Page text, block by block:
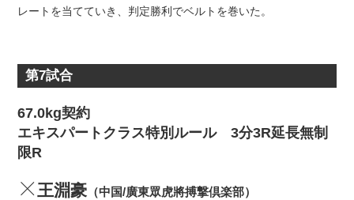
レートを当てていき、判定勝利でベルトを巻いた。
第7試合
67.0kg契約
エキスパートクラス特別ルール 3分3R延長無制
限R
王淵豪 （中国/廣東眾虎將搏撃倶楽部）